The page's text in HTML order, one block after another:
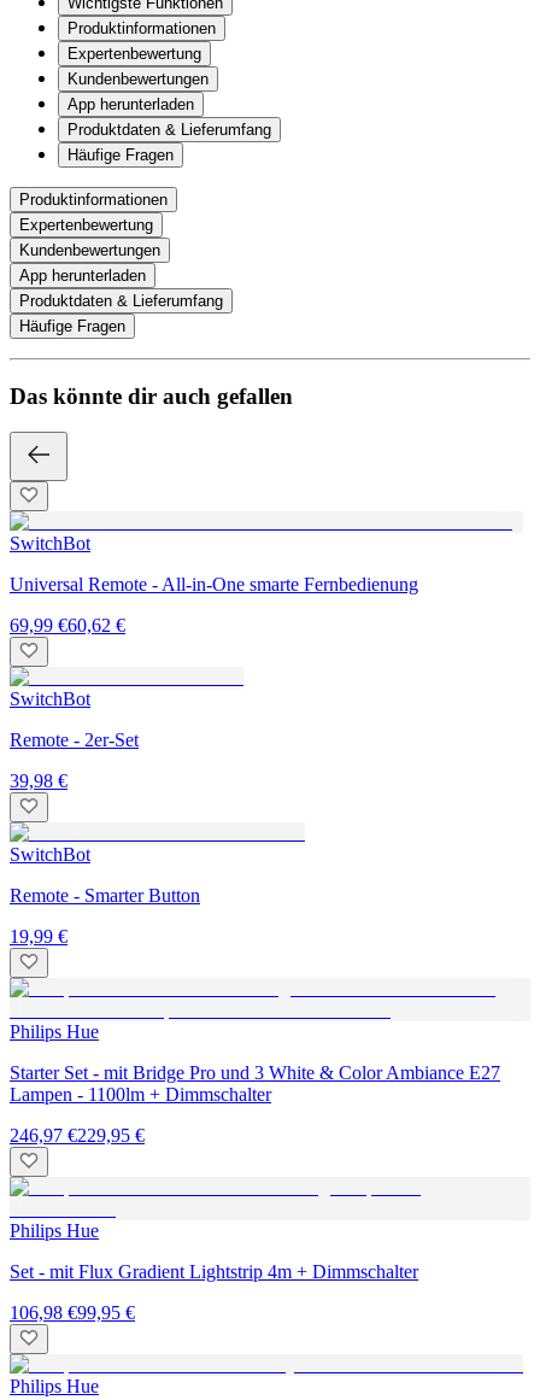
Produktinformationen
Expertenbewertung
Kundenbewertungen
App herunterladen
Produktdaten & Lieferumfang
Häufige Fragen
Produktinformationen
Expertenbewertung
Kundenbewertungen
App herunterladen
Produktdaten & Lieferumfang
Häufige Fragen
Das könnte dir auch gefallen
SwitchBot
Universal Remote - All-in-One smarte Fernbedienung
69,99 €60,62 €
SwitchBot
Remote - 2er-Set
39,98 €
SwitchBot
Remote - Smarter Button
19,99 €
Philips Hue
Starter Set - mit Bridge Pro und 3 White & Color Ambiance E27
Lampen - 1100lm + Dimmschalter
246,97 €229,95 €
Philips Hue
Set - mit Flux Gradient Lightstrip 4m + Dimmschalter
106,98 €99,95 €
Philips Hue